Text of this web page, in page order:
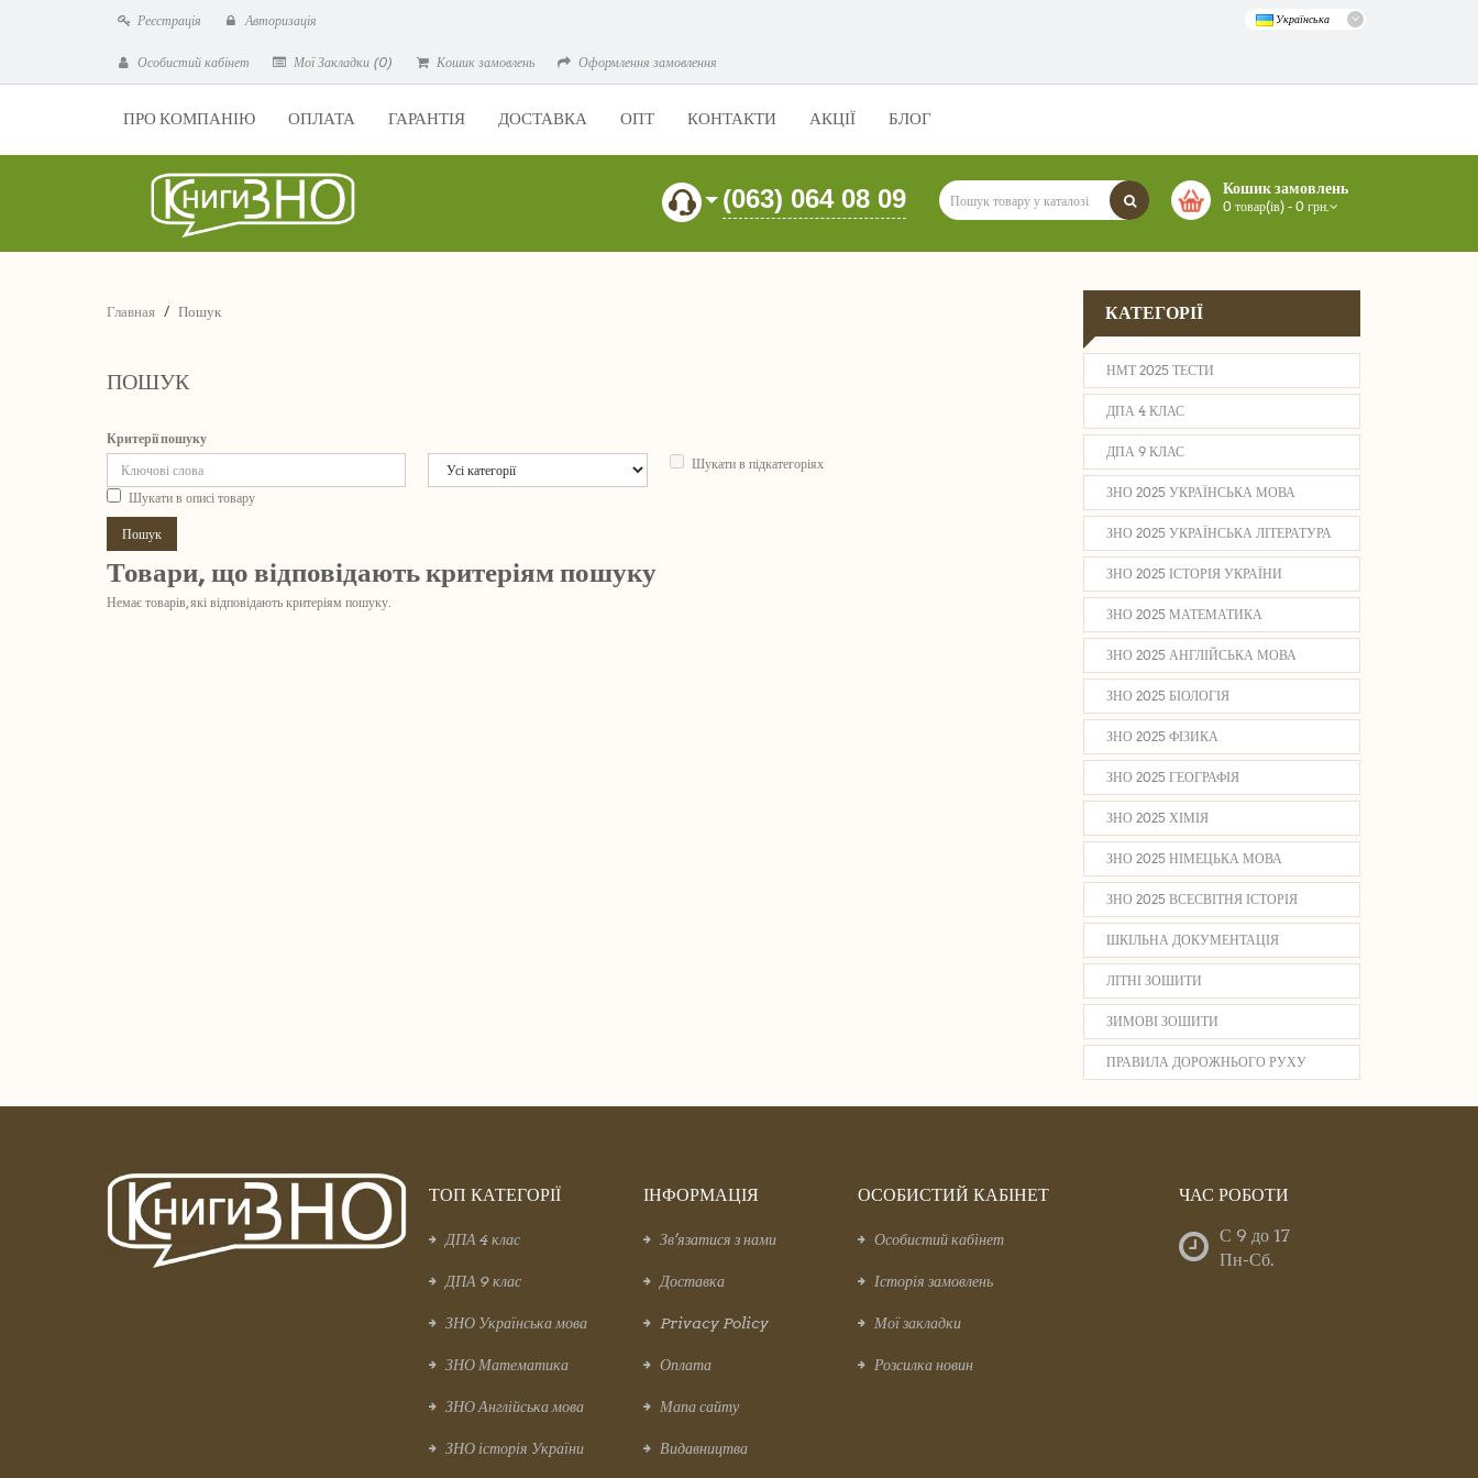
Реєстрація Авторизація
Особистий кабінет Мої Закладки (0) Кошик замовлень Оформлення замовлення
Українська
ПРО КОМПАНІЮ ОПЛАТА ГАРАНТІЯ ДОСТАВКА ОПТ КОНТАКТИ АКЦІЇ БЛОГ
Кошик замовлень
0 товар(ів) - 0 грн.
(063) 064 08 09
Главная Пошук
ПОШУК
Критерії пошуку
Шукати в підкатегоріях
Шукати в описі товару
Товари, що відповідають критеріям пошуку
Немає товарів, які відповідають критеріям пошуку.
КАТЕГОРІЇ
НМТ 2025 ТЕСТИ
ДПА 4 КЛАС
ДПА 9 КЛАС
ЗНО 2025 УКРАЇНСЬКА МОВА
ЗНО 2025 УКРАЇНСЬКА ЛІТЕРАТУРА
ЗНО 2025 ІСТОРІЯ УКРАЇНИ
ЗНО 2025 МАТЕМАТИКА
ЗНО 2025 АНГЛІЙСЬКА МОВА
ЗНО 2025 БІОЛОГІЯ
ЗНО 2025 ФІЗИКА
ЗНО 2025 ГЕОГРАФІЯ
ЗНО 2025 ХІМІЯ
ЗНО 2025 НІМЕЦЬКА МОВА
ЗНО 2025 ВСЕСВІТНЯ ІСТОРІЯ
ШКІЛЬНА ДОКУМЕНТАЦІЯ
ЛІТНІ ЗОШИТИ
ЗИМОВІ ЗОШИТИ
ПРАВИЛА ДОРОЖНЬОГО РУХУ
ТОП КАТЕГОРІЇ
ДПА 4 клас
ДПА 9 клас
ЗНО Українська мова
ЗНО Математика
ЗНО Англійська мова
ЗНО історія України
ІНФОРМАЦІЯ
Зв’язатися з нами
Доставка
Privacy Policy
Оплата
Мапа сайту
Видавництва
ОСОБИСТИЙ КАБІНЕТ
Особистий кабінет
Історія замовлень
Мої закладки
Розсилка новин
ЧАС РОБОТИ
С 9 до 17
Пн-Сб.